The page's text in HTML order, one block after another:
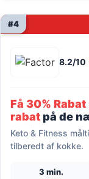
#4
8.2/10
Få 30% Rabat
rabatpå de
Keto & Fitness
tilberedt af kokke.
3 min.